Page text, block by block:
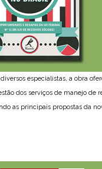
especialistas, a obra
dos serviços de manejo de
as principais propostas da